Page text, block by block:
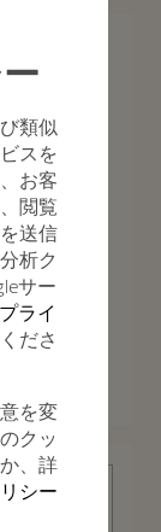
トリモニー」コ
意工夫により無
リモニー
ワイトゴールド
類似
スを
お客
閲覧
送信
析ク
サー
ライ
ださ
を変
クッ
、詳
シー